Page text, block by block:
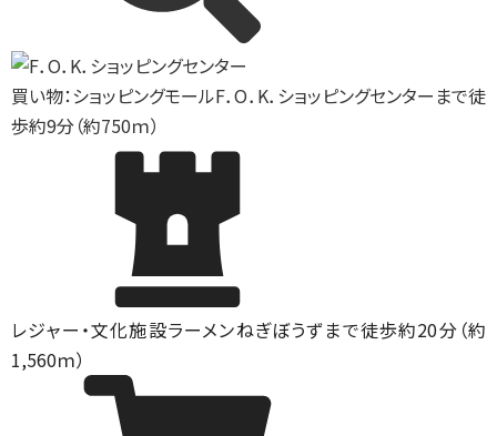
買い物：ショッピングモールF．O．K．ショッピングセンターまで徒
歩約9分（約750ｍ）
レジャー・文化施設ラーメンねぎぼうずまで徒歩約20分（約
1,560ｍ）